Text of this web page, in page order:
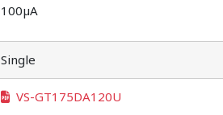
100µA
Single
VS-GT175DA120U